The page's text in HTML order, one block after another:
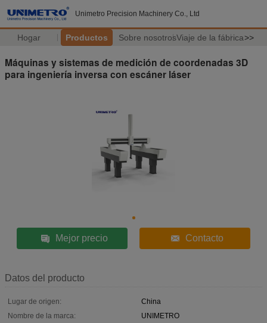
Unimetro Precision Machinery Co., Ltd
Hogar Productos Sobre nosotrosViaje de la fábrica>>
Máquinas y sistemas de medición de coordenadas 3D
para ingeniería inversa con escáner láser
Mejor precio Contacto
Datos del producto
Lugar de origen:
China
Nombre de la marca:
UNIMETRO